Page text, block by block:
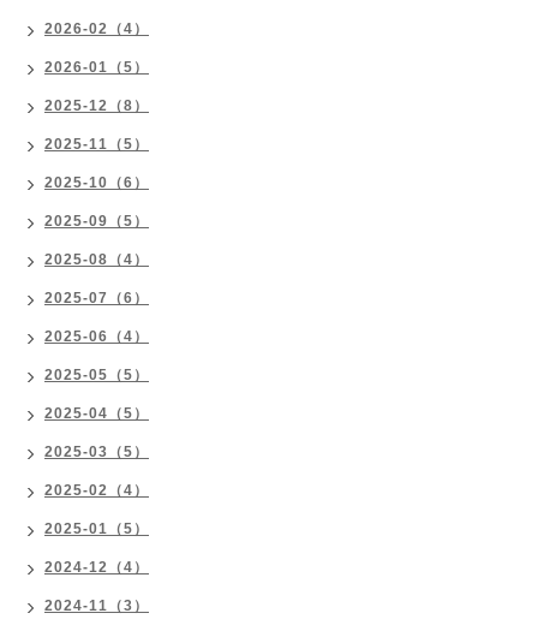
2026-02（4）
2026-01（5）
2025-12（8）
2025-11（5）
2025-10（6）
2025-09（5）
2025-08（4）
2025-07（6）
2025-06（4）
2025-05（5）
2025-04（5）
2025-03（5）
2025-02（4）
2025-01（5）
2024-12（4）
2024-11（3）